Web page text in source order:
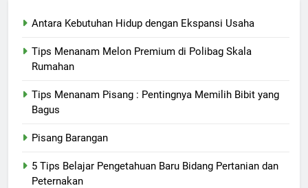
Antara Kebutuhan Hidup dengan Ekspansi Usaha
Tips Menanam Melon Premium di Polibag Skala
Rumahan
Tips Menanam Pisang : Pentingnya Memilih Bibit yang
Bagus
Pisang Barangan
5 Tips Belajar Pengetahuan Baru Bidang Pertanian dan
Peternakan